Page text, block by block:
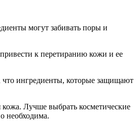
могут забивать поры и
к перетиранию кожи и ее
что ингредиенты, которые защищают
Лучше выбрать косметические
необходима.